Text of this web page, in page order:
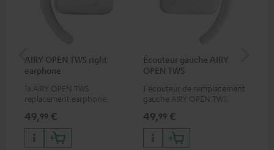
AIRY OPEN TWS right
earphone
1x AIRY OPEN TWS
replacement earphone, right
49,99 €
Écouteur gauche AIRY
OPEN TWS
1 écouteur de remplacement
gauche AIRY OPEN TWS,
49,99 €